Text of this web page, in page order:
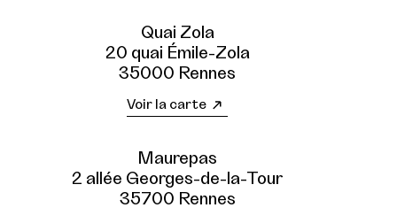
Quai Zola
20 quai Émile-Zola
35000 Rennes
Voir la carte
Maurepas
2 allée Georges-de-la-Tour
35700 Rennes